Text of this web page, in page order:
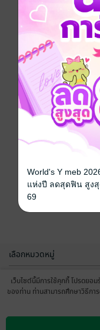
เลือกหมวดหมู่
บริการช่วยเหลือ
เว็บไซต์นี้มีการใช้คุกกี้ โปรดยอ
ของท่าน ท่านสามารถศึกษาวิธีก
World's Y meb
แห่งปี ลดสุดฟิน สูงสุ
69